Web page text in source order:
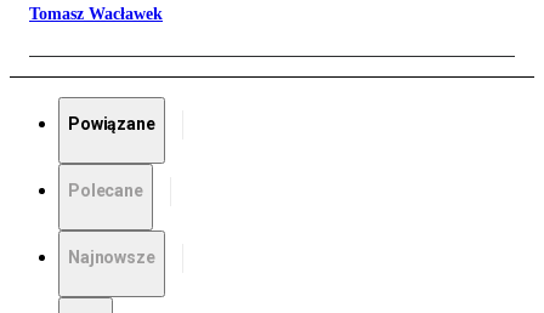
Tomasz Wacławek
Powiązane
Polecane
Najnowsze